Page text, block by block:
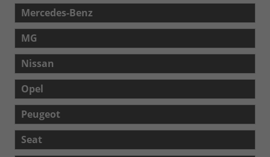
Mercedes-Benz
MG
Nissan
Opel
Peugeot
Seat